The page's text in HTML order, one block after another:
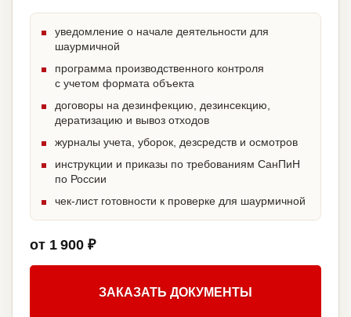
уведомление о начале деятельности для
шаурмичной
программа производственного контроля
с учетом формата объекта
договоры на дезинфекцию, дезинсекцию,
дератизацию и вывоз отходов
журналы учета, уборок, дезсредств и осмотров
инструкции и приказы по требованиям СанПиН
по России
чек-лист готовности к проверке для шаурмичной
от 1 900 ₽
ЗАКАЗАТЬ ДОКУМЕНТЫ